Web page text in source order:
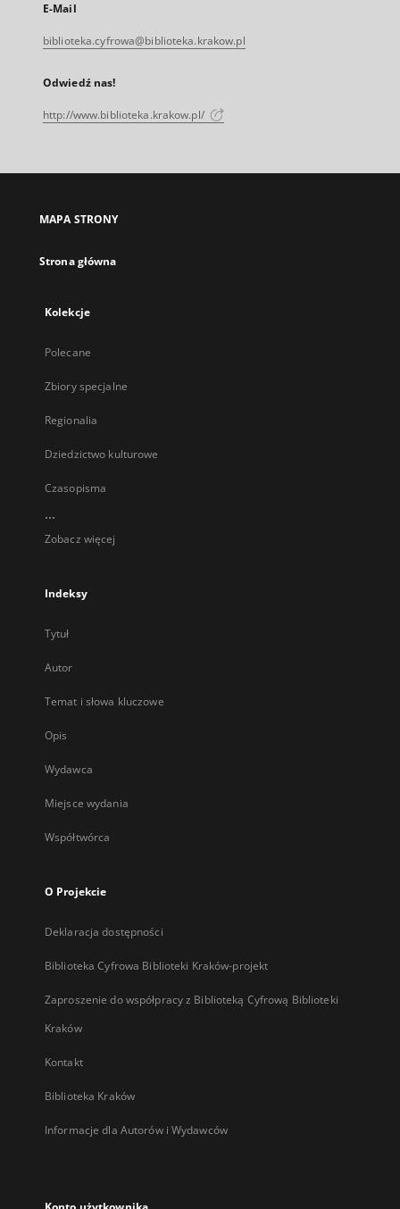
E-Mail
biblioteka.cyfrowa@biblioteka.krakow.pl
Odwiedź nas!
http://www.biblioteka.krakow.pl/
MAPA STRONY
Strona główna
Kolekcje
Polecane
Zbiory specjalne
Regionalia
Dziedzictwo kulturowe
Czasopisma
...
Zobacz więcej
Indeksy
Tytuł
Autor
Temat i słowa kluczowe
Opis
Wydawca
Miejsce wydania
Współtwórca
O Projekcie
Deklaracja dostępności
Biblioteka Cyfrowa Biblioteki Kraków-projekt
Zaproszenie do współpracy z Biblioteką Cyfrową Biblioteki
Kraków
Kontakt
Biblioteka Kraków
Informacje dla Autorów i Wydawców